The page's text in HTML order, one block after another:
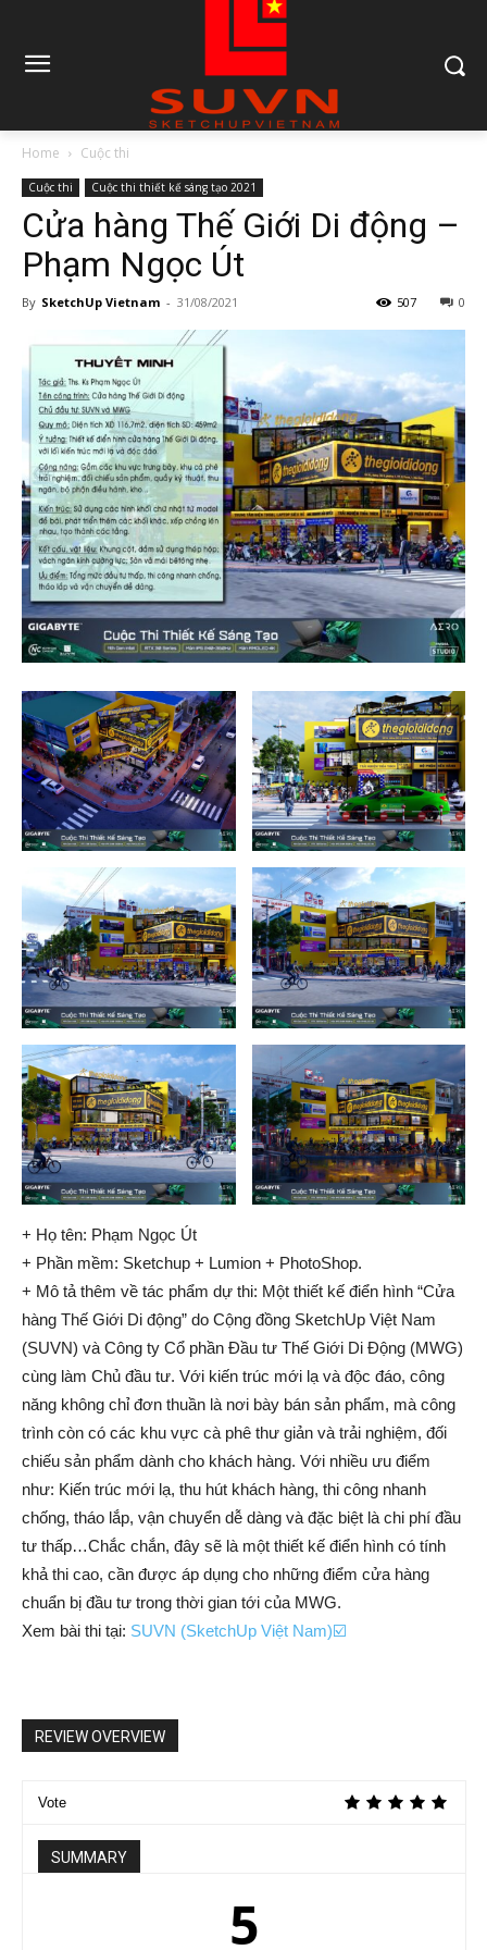
Home Cuộc thi
Cuộc thi Cuộc thi thiết kế sáng tạo 2021
Cửa hàng Thế Giới Di động –
Phạm Ngọc Út
By SketchUp Vietnam - 31/08/2021 0
507
+ Họ tên: Phạm Ngọc Út
+ Phần mềm: Sketchup + Lumion + PhotoShop.
+ Mô tả thêm về tác phẩm dự thi: Một thiết kế điển hình “Cửa
hàng Thế Giới Di động” do Cộng đồng SketchUp Việt Nam
(SUVN) và Công ty Cổ phần Đầu tư Thế Giới Di Động (MWG)
cùng làm Chủ đầu tư. Với kiến trúc mới lạ và độc đáo, công
năng không chỉ đơn thuần là nơi bày bán sản phẩm, mà công
trình còn có các khu vực cà phê thư giản và trải nghiệm, đối
chiếu sản phẩm dành cho khách hàng. Với nhiều ưu điểm
như: Kiến trúc mới lạ, thu hút khách hàng, thi công nhanh
chống, tháo lắp, vận chuyển dễ dàng và đặc biệt là chi phí đầu
tư thấp…Chắc chắn, đây sẽ là một thiết kế điển hình có tính
khả thi cao, cần được áp dụng cho những điểm cửa hàng
chuẩn bị đầu tư trong thời gian tới của MWG.
Xem bài thi tại: SUVN (SketchUp Việt Nam)☑️
REVIEW OVERVIEW
Vote
SUMMARY
5